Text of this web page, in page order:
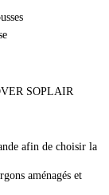
SOPLAIR
afin de choisir la
aménagés et